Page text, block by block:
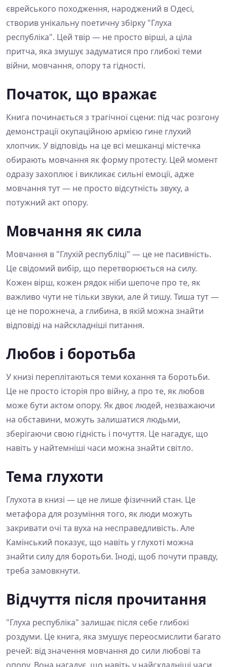
єврейського походження, народжений в Одесі,
створив унікальну поетичну збірку "Глуха
республіка". Цей твір — не просто вірші, а ціла
притча, яка змушує задуматися про глибокі теми
війни, мовчання, опору та гідності.
Початок, що вражає
Книга починається з трагічної сцени: під час розгону
демонстрації окупаційною армією гине глухий
хлопчик. У відповідь на це всі мешканці містечка
обирають мовчання як форму протесту. Цей момент
одразу захоплює і викликає сильні емоції, адже
мовчання тут — не просто відсутність звуку, а
потужний акт опору.
Мовчання як сила
Мовчання в "Глухій республіці" — це не пасивність.
Це свідомий вибір, що перетворюється на силу.
Кожен вірш, кожен рядок ніби шепоче про те, як
важливо чути не тільки звуки, але й тишу. Тиша тут —
це не порожнеча, а глибина, в якій можна знайти
відповіді на найскладніші питання.
Любов і боротьба
У книзі переплітаються теми кохання та боротьби.
Це не просто історія про війну, а про те, як любов
може бути актом опору. Як двоє людей, незважаючи
на обставини, можуть залишатися людьми,
зберігаючи свою гідність і почуття. Це нагадує, що
навіть у найтемніші часи можна знайти світло.
Тема глухоти
Глухота в книзі — це не лише фізичний стан. Це
метафора для розуміння того, як люди можуть
закривати очі та вуха на несправедливість. Але
Камінський показує, що навіть у глухоті можна
знайти силу для боротьби. Іноді, щоб почути правду,
треба замовкнути.
Відчуття після прочитання
"Глуха республіка" залишає після себе глибокі
роздуми. Це книга, яка змушує переосмислити багато
речей: від значення мовчання до сили любові та